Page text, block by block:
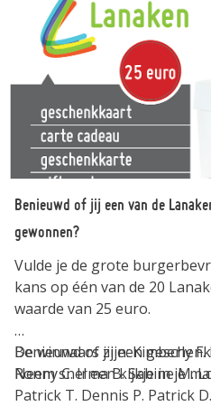
Benieuwd of jij een van de
gewonnen?
Vulde je de grote
kans op één van de 20
waarde van 25 euro.
Benieuwd of jij een
Neem snel een kijkje in je
De winnaars zijn: Kimberly F. Martine H. Jeroen A.
Ronny C. Irma B. Sabine M. Louis V. Marc T. Danielle A.
Patrick T. Dennis P. Patrick D. Mieke S. Guido D. Romy